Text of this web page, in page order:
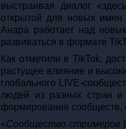
выстраивая диалог
открытой для новых имен
Анара работает над
развиваться в формате
Как отметили в TikTok,
растущее влияние и
глобального LIVE-
людей из разных стран и
формирования сообществ,
«Сообщество стримеров